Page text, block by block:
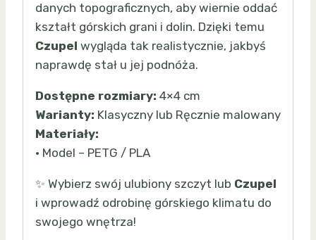
danych topograficznych, aby wiernie oddać
kształt górskich grani i dolin. Dzięki temu
Czupel wygląda tak realistycznie, jakbyś
naprawdę stał u jej podnóża.
Dostępne rozmiary: 4×4 cm
Warianty: Klasyczny lub Ręcznie malowany
Materiały:
• Model – PETG / PLA
✨ Wybierz swój ulubiony szczyt lub Czupel
i wprowadź odrobinę górskiego klimatu do
swojego wnętrza!